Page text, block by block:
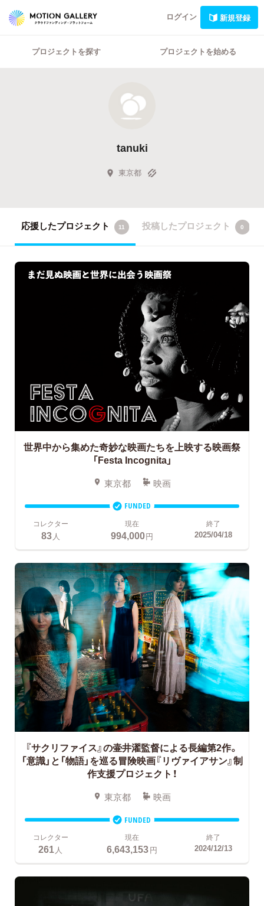
ログイン 新規登録
プロジェクトを探す プロジェクトを始める
tanuki
東京都
応援したプロジェクト 11 投稿したプロジェクト 0
世界中から集めた奇妙な映画たちを上映する映画祭
「Festa Incognita」
東京都 映画
FUNDED
コレクター
83 人
現在
994,000円
終了
2025/04/18
『サクリファイス』の壷井濯監督による長編第2作。
「意識」と「物語」を巡る冒険映画『リヴァイアサン』制
作支援プロジェクト！
東京都 映画
FUNDED
コレクター
261人
現在
6,643,153円
終了
2024/12/13